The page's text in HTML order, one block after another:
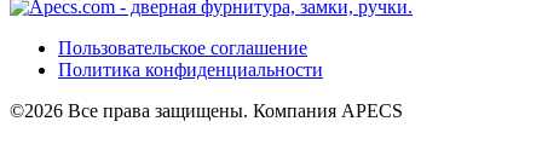
Пользовательское соглашение
Политика конфиденциальности
©2026 Все права защищены. Компания APECS